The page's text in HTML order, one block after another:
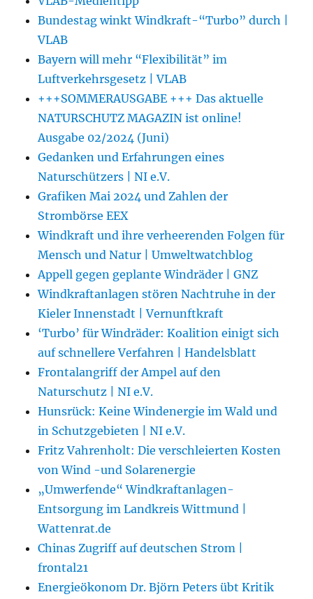
Bundestag winkt Windkraft-“Turbo” durch |
VLAB
Bayern will mehr “Flexibilität” im
Luftverkehrsgesetz | VLAB
+++SOMMERAUSGABE +++ Das aktuelle
NATURSCHUTZ MAGAZIN ist online!
Ausgabe 02/2024 (Juni)
Gedanken und Erfahrungen eines
Naturschützers | NI e.V.
Grafiken Mai 2024 und Zahlen der
Strombörse EEX
Windkraft und ihre verheerenden Folgen für
Mensch und Natur | Umweltwatchblog
Appell gegen geplante Windräder | GNZ
Windkraftanlagen stören Nachtruhe in der
Kieler Innenstadt | Vernunftkraft
‘Turbo’ für Windräder: Koalition einigt sich
auf schnellere Verfahren | Handelsblatt
Frontalangriff der Ampel auf den
Naturschutz | NI e.V.
Hunsrück: Keine Windenergie im Wald und
in Schutzgebieten | NI e.V.
Fritz Vahrenholt: Die verschleierten Kosten
von Wind -und Solarenergie
„Umwerfende“ Windkraftanlagen-
Entsorgung im Landkreis Wittmund |
Wattenrat.de
Chinas Zugriff auf deutschen Strom |
frontal21
Energieökonom Dr. Björn Peters übt Kritik